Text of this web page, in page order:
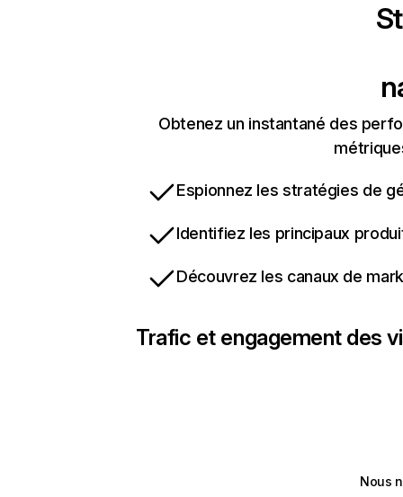
Obtenez un instantané des
Espionnez les stratégies de
Identifiez les principaux
Découvrez les canaux de
Trafic et engagement des
Nous